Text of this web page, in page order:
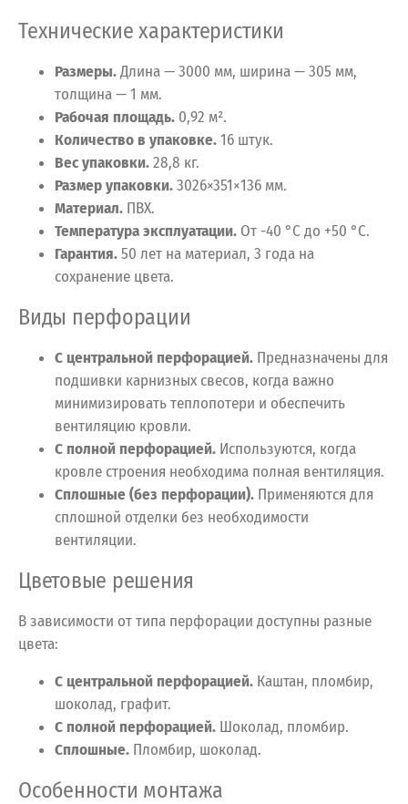
Технические характеристики
Размеры.Длина — 3000 мм, ширина — 305 мм,
толщина — 1 мм.
Рабочая площадь. 0,92 м².
Количество в упаковке.16 штук.
Вес упаковки.28,8 кг.
Размер упаковки.3026×351×136 мм.
Материал. ПВХ.
Температура эксплуатации. От -40 °C до +50 °C.
Гарантия.50 лет на материал, 3 года на
сохранение цвета.
Виды перфорации
С центральной перфорацией. Предназначены для
подшивки карнизных свесов, когда важно
минимизировать теплопотери и обеспечить
вентиляцию кровли.
С полной перфорацией. Используются, когда
кровле строения необходима полная вентиляция.
Сплошные (без перфорации). Применяются для
сплошной отделки без необходимости
вентиляции.
Цветовые решения
В зависимости от типа перфорации доступны разные
цвета:
С центральной перфорацией. Каштан, пломбир,
шоколад, графит.
С полной перфорацией. Шоколад, пломбир.
Сплошные. Пломбир, шоколад.
Особенности монтажа